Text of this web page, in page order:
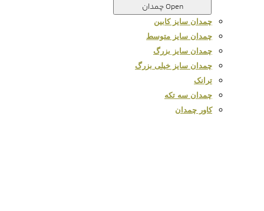
Open چمدان
چمدان سایز کابین
چمدان سایز متوسط
چمدان سایز بزرگ
چمدان سایز خیلی بزرگ
ترانک
چمدان سه تکه
کاور چمدان